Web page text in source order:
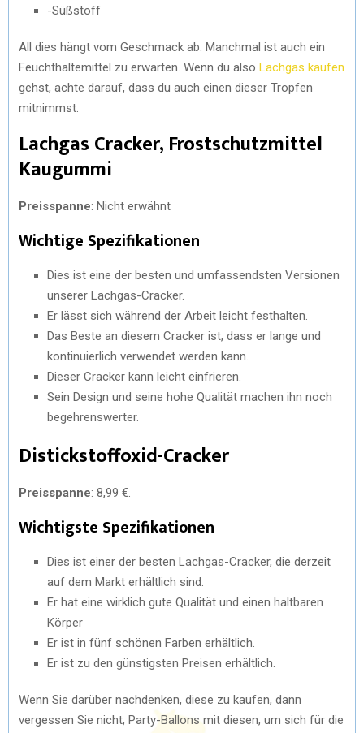
-Süßstoff
All dies hängt vom Geschmack ab. Manchmal ist auch ein
Feuchthaltemittel zu erwarten. Wenn du also Lachgas kaufen
gehst, achte darauf, dass du auch einen dieser Tropfen
mitnimmst.
Lachgas Cracker, Frostschutzmittel
Kaugummi
Preisspanne: Nicht erwähnt
Wichtige Spezifikationen
Dies ist eine der besten und umfassendsten Versionen
unserer Lachgas-Cracker.
Er lässt sich während der Arbeit leicht festhalten.
Das Beste an diesem Cracker ist, dass er lange und
kontinuierlich verwendet werden kann.
Dieser Cracker kann leicht einfrieren.
Sein Design und seine hohe Qualität machen ihn noch
begehrenswerter.
Distickstoffoxid-Cracker
Preisspanne: 8,99 €.
Wichtigste Spezifikationen
Dies ist einer der besten Lachgas-Cracker, die derzeit
auf dem Markt erhältlich sind.
Er hat eine wirklich gute Qualität und einen haltbaren
Körper
Er ist in fünf schönen Farben erhältlich.
Er ist zu den günstigsten Preisen erhältlich.
Wenn Sie darüber nachdenken, diese zu kaufen, dann
vergessen Sie nicht, Party-Ballons mit diesen, um sich für die